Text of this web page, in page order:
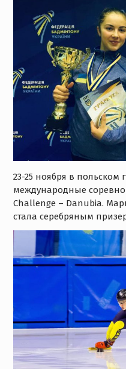
23-25 ноября в польском
международные
Challenge – Danubia.
стала серебряным